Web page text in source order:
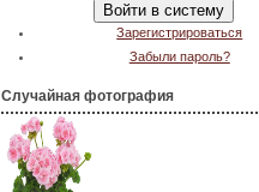
Зарегистрироваться
Забыли пароль?
Случайная фотография